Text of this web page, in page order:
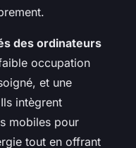
des ordinateurs
occupation
et une
intègrent
mobiles pour
tout en offrant